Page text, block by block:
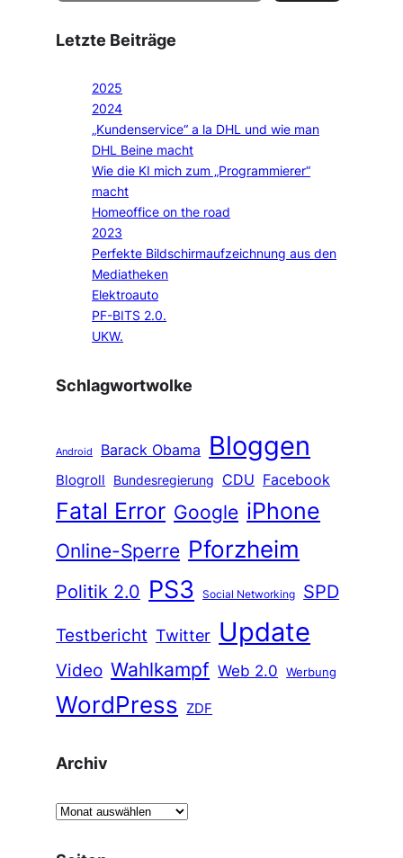
Letzte Beiträge
2025
2024
„Kundenservice“ a la DHL und wie man
DHL Beine macht
Wie die KI mich zum „Programmierer“
macht
Homeoffice on the road
2023
Perfekte Bildschirmaufzeichnung aus den
Mediatheken
Elektroauto
PF-BITS 2.0.
UKW.
Schlagwortwolke
Android Barack Obama Bloggen
Blogroll Bundesregierung CDU Facebook
Fatal Error Google iPhone
Online-Sperre Pforzheim
Politik 2.0 PS3 Social Networking
SPD
Testbericht Twitter Update
Video Wahlkampf Web 2.0 Werbung
WordPress ZDF
Archiv
A
c